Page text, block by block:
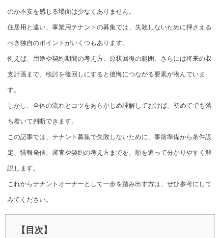
のか不安を感じる場面は少なくありません。
住居用と違い、事業用テナントの募集では、失敗しないために押さえる
べき独自のポイントがいくつもあります。
例えば、用途や契約期間の考え方、原状回復の範囲、さらには将来の収
支計画まで、検討を後回しにすると後悔につながる要素が潜んでいま
す。
しかし、全体の流れとコツをあらかじめ理解しておけば、初めてでも落
ち着いて判断できます。
この記事では、テナント募集で失敗しないために、事前準備から条件設
定、情報発信、審査や契約の考え方までを、順を追って分かりやすく解
説します。
これからテナントオーナーとして一歩を踏み出す方は、ぜひ参考にして
みてください。
【目次】